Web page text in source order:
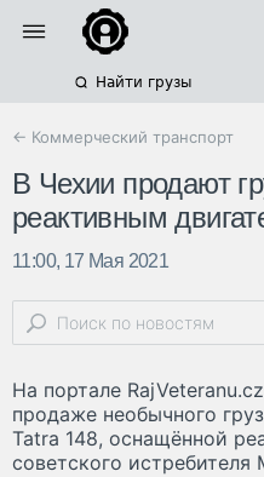
Найти грузы
← Коммерческий транспорт
В Чехии продают
реактивным
11:00, 17 Мая 2021
На портале
продаже необычного
Tatra 148, оснащённой
советского истребителя